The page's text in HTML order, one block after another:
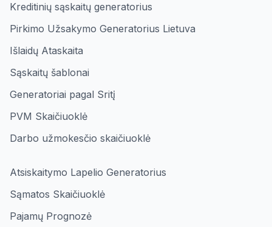
Kreditinių sąskaitų generatorius
Pirkimo Užsakymo Generatorius Lietuva
Išlaidų Ataskaita
Sąskaitų šablonai
Generatoriai pagal Sritį
PVM Skaičiuoklė
Darbo užmokesčio skaičiuoklė
Atsiskaitymo Lapelio Generatorius
Sąmatos Skaičiuoklė
Pajamų Prognozė